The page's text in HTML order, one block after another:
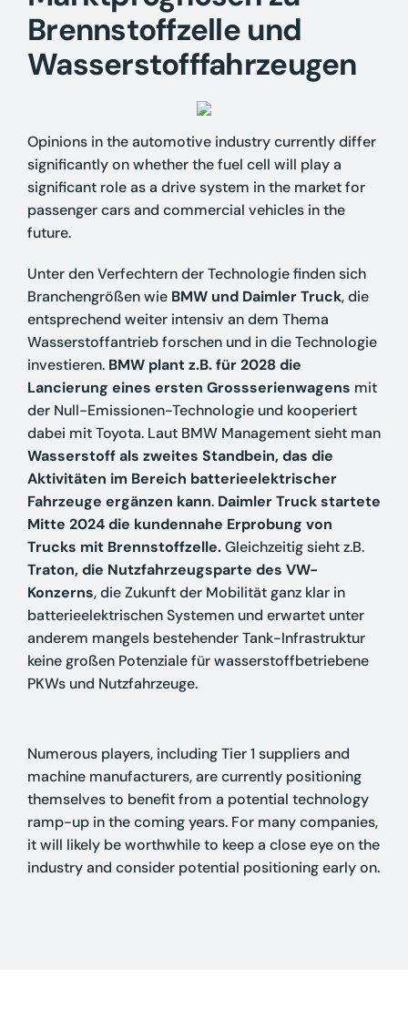
Brennstoffzelle und
Wasserstofffahrzeugen
Opinions in the automotive industry currently differ
significantly on whether the fuel cell will play a
significant role as a drive system in the market for
passenger cars and commercial vehicles in the
future.
Unter den Verfechtern der Technologie finden sich
Branchengrößen wie BMW und Daimler Truck, die
entsprechend weiter intensiv an dem Thema
Wasserstoffantrieb forschen und in die Technologie
investieren. BMW plant z.B. für 2028 die
Lancierung eines ersten Grossserienwagens mit
der Null-Emissionen-Technologie und kooperiert
dabei mit Toyota. Laut BMW Management sieht man
Wasserstoff als zweites Standbein, das die
Aktivitäten im Bereich batterieelektrischer
Fahrzeuge ergänzen kann. Daimler Truck startete
Mitte 2024 die kundennahe Erprobung von
Trucks mit Brennstoffzelle.Gleichzeitig sieht z.B.
Traton, die Nutzfahrzeugsparte des VW-
Konzerns, die Zukunft der Mobilität ganz klar in
batterieelektrischen Systemen und erwartet unter
anderem mangels bestehender Tank-Infrastruktur
keine großen Potenziale für wasserstoffbetriebene
PKWs und Nutzfahrzeuge.
Numerous players, including Tier 1 suppliers and
machine manufacturers, are currently positioning
themselves to benefit from a potential technology
ramp-up in the coming years. For many companies,
it will likely be worthwhile to keep a close eye on the
industry and consider potential positioning early on.